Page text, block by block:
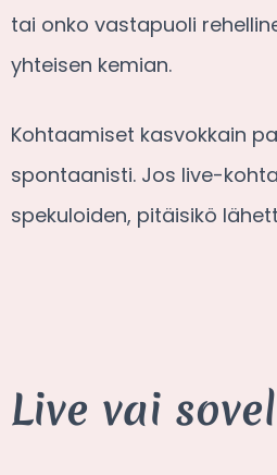
tai onko vastapuoli
yhteisen kemian.
Kohtaamiset kasvokkain
spontaanisti. Jos live-
spekuloiden, pitäisikö
Live vai